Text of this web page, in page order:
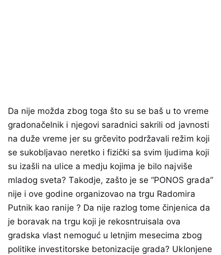
Da nije možda zbog toga što su se baš u to vreme
gradonačelnik i njegovi saradnici sakrili od javnosti
na duže vreme jer su grčevito podržavali režim koji
se sukobljavao neretko i fizički sa svim ljudima koji
su izašli na ulice a medju kojima je bilo najviše
mladog sveta? Takodje, zašto je se “PONOS grada”
nije i ove godine organizovao na trgu Radomira
Putnik kao ranije ? Da nije razlog tome činjenica da
je boravak na trgu koji je rekosntruisala ova
gradska vlast nemoguć u letnjim mesecima zbog
politike investitorske betonizacije grada? Uklonjene